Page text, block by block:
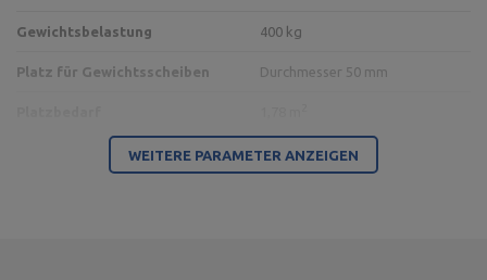
Gewichtsbelastung 400 kg
Platz für Gewichtsscheiben Durchmesser 50 mm
100 x 50 x 3 mm
WEITERE PARAMETER ANZEIGEN